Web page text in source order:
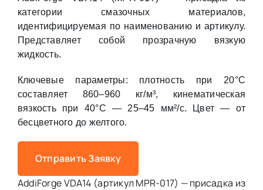
категории смазочных материалов,
идентифицируемая по наименованию и артикулу.
Представляет собой прозрачную вязкую
жидкость.
Ключевые параметры: плотность при 20°С
составляет 860–960 кг/м³, кинематическая
вязкость при 40°С — 25–45 мм²/с. Цвет — от
бесцветного до желтого.
Отправить Заявку
AddiForge VDA14 (артикул MPR-017) — присадка из